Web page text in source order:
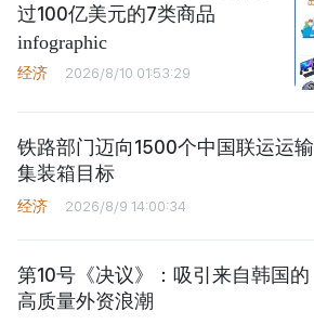
过100亿美元的7类商品
infographic
经济 2026/8/10 01:53:29
铁路部门迈向1500个中国联运运输
集装箱目标
经济 2026/8/9 14:00:34
第10号《决议》：吸引来自韩国的
高质量外资浪潮